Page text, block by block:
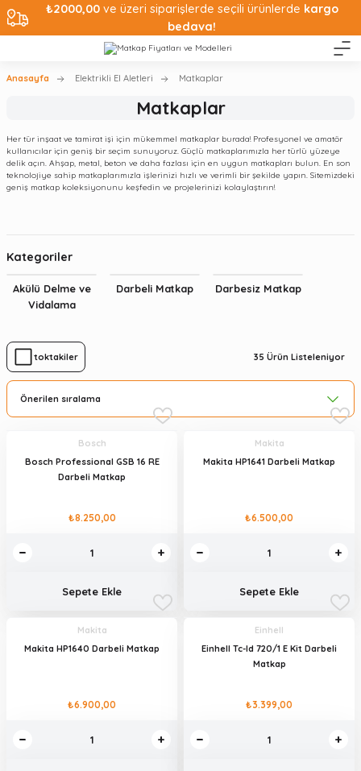
₺2000,00ve üzeri siparişlerde seçili ürünlerde kargo
bedava!
Anasayfa Elektrikli El Aletleri Matkaplar
Matkaplar
Her tür inşaat ve tamirat işi için mükemmel matkaplar burada! Profesyonel ve amatör
kullanıcılar için geniş bir seçim sunuyoruz. Güçlü matkaplarımızla her türlü yüzeye
delik açın. Ahşap, metal, beton ve daha fazlası için en uygun matkapları bulun. En son
teknolojiye sahip matkaplarımızla işlerinizi hızlı ve verimli bir şekilde yapın. Sitemizdeki
geniş matkap koleksiyonunu keşfedin ve projelerinizi kolaylaştırın!
Kategoriler
Akülü Delme ve
Vidalama
Darbeli Matkap Darbesiz Matkap
Stoktakiler 35 Ürün Listeleniyor
Bosch
Bosch Professional GSB 16 RE
Darbeli Matkap
₺8.250,00
Sepete Ekle
Makita
Makita HP1641 Darbeli Matkap
₺6.500,00
Sepete Ekle
Makita
Makita HP1640 Darbeli Matkap
₺6.900,00
Einhell
Einhell Tc-Id 720/1 E Kit Darbeli
Matkap
₺3.399,00